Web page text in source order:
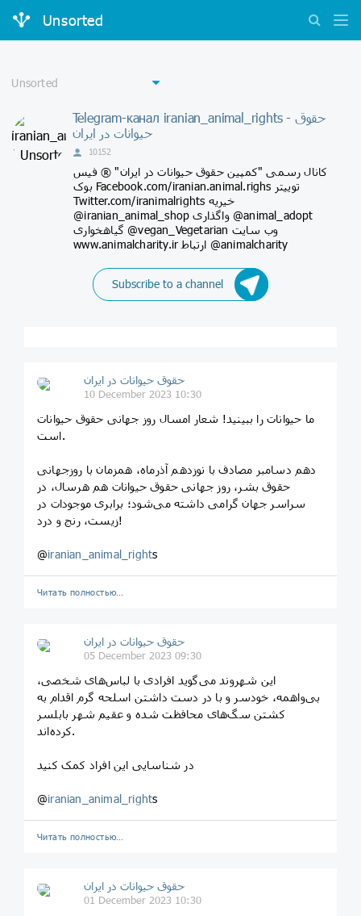
Unsorted
Telegram-канал iranian_animal_rights - حقوق
حیوانات در ایران
10152
کانال رسمی "کمپین حقوق حیوانات در ایران" ® فیس
بوک Facebook.com/iranian.animal.righs توییتر
Twitter.com/iranimalrights خیریه
@iranian_animal_shop واگذاری @animal_adopt
گیاهخواری @vegan_Vegetarian وب سایت
www.animalcharity.ir ارتباط @animalcharity
Subscribe to a channel
حقوق حیوانات در ایران
10 December 2023 10:30
ما حیوانات را ببینید! شعار امسال روز جهانی حقوق حیوانات
است.
دهم دسامبر مصادف با نوزدهم آذرماه، همزمان با روزجهانی
حقوق بشر، روز جهانی حقوق حیوانات هم هرسال، در
سراسر جهان گرامی داشته می‌شود؛ برابری موجودات در
زیست، رنج و درد!
@iranian_animal_rights
Читать полностью…
حقوق حیوانات در ایران
05 December 2023 09:30
این شهروند می‌گوید افرادی با لباس‌های شخصی،
بی‌واهمه، خودسر و با در دست داشتن اسلحه گرم اقدام به
کشتن سگ‌های محافظت شده و عقیم شهر بابلسر
کرده‌اند.
در شناسایی این افراد کمک کنید
@iranian_animal_rights
Читать полностью…
حقوق حیوانات در ایران
01 December 2023 10:30